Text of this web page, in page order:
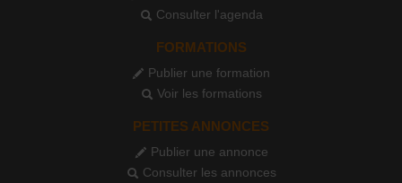
Consulter l'agenda
FORMATIONS
Publier une formation
Voir les formations
PETITES ANNONCES
Publier une annonce
Consulter les annonces